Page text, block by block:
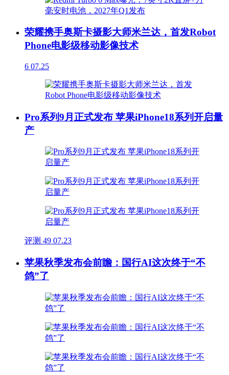
荣耀携手奥斯卡摄影大师米兰达，首发Robot
Phone电影级移动影像技术
6 07.25
Pro系列9月正式发布 苹果iPhone18系列开启量
产
评测 49 07.23
苹果秋季发布会前瞻：国行AI这次终于“不
鸽”了